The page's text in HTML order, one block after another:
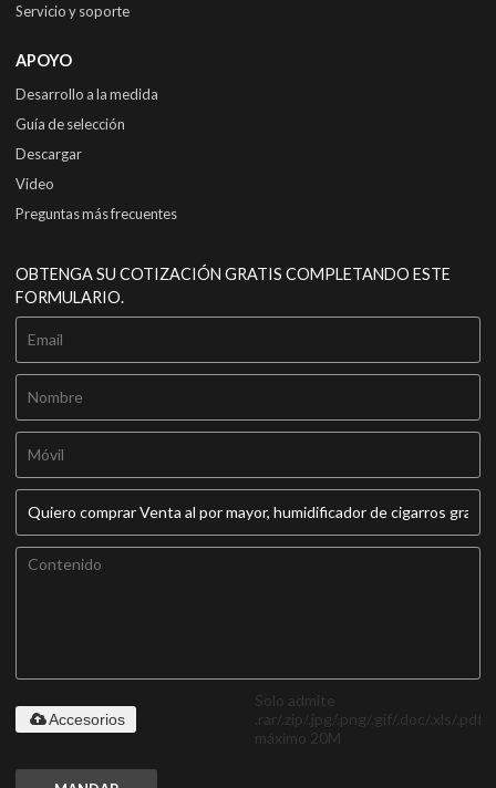
Servicio y soporte
APOYO
Desarrollo a la medida
Guía de selección
Descargar
Video
Preguntas más frecuentes
OBTENGA SU COTIZACIÓN GRATIS COMPLETANDO ESTE
FORMULARIO.
Solo admite
.rar/.zip/.jpg/.png/.gif/.doc/.xls/.pdf,
máximo 20M
Accesorios